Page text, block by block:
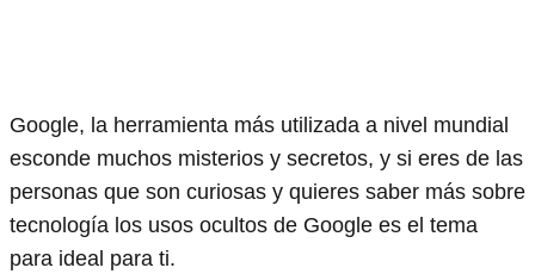
Google, la herramienta más utilizada a nivel mundial
esconde muchos misterios y secretos, y si eres de las
personas que son curiosas y quieres saber más sobre
tecnología los usos ocultos de Google es el tema
para ideal para ti.